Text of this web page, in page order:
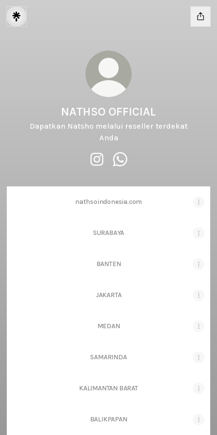
NATHSO OFFICIAL
Dapatkan Natsho melalui reseller terdekat
Anda
nathsoindonesia.com
SURABAYA
BANTEN
JAKARTA
MEDAN
SAMARINDA
KALIMANTAN BARAT
BALIKPAPAN